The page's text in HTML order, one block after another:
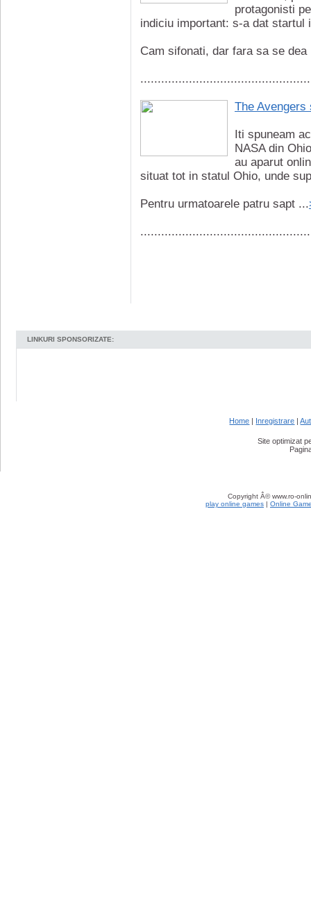
protagonisti
indiciu important: s-a dat
Cam sifonati, dar fara sa se dea
The Avengers
Iti spuneam
NASA din
au aparut
situat tot in statul Ohio, unde
Pentru urmatoarele patru sapt ...
LINKURI SPONSORIZATE:
Home | Inregistrare |
Site optimizat
Copyright Â© www.ro-
play online games | Online